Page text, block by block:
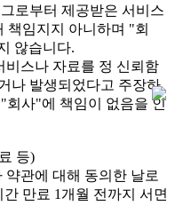
로부터 제공받은 서비스
책임지지 아니하며 "회
않습니다.
비스나 자료를 정 신뢰함
나 발생되었다고 주장하
회사"에 책임이 없음을 인
등)
관에 대해 동의한 날로
만료 1개월 전까지 서면